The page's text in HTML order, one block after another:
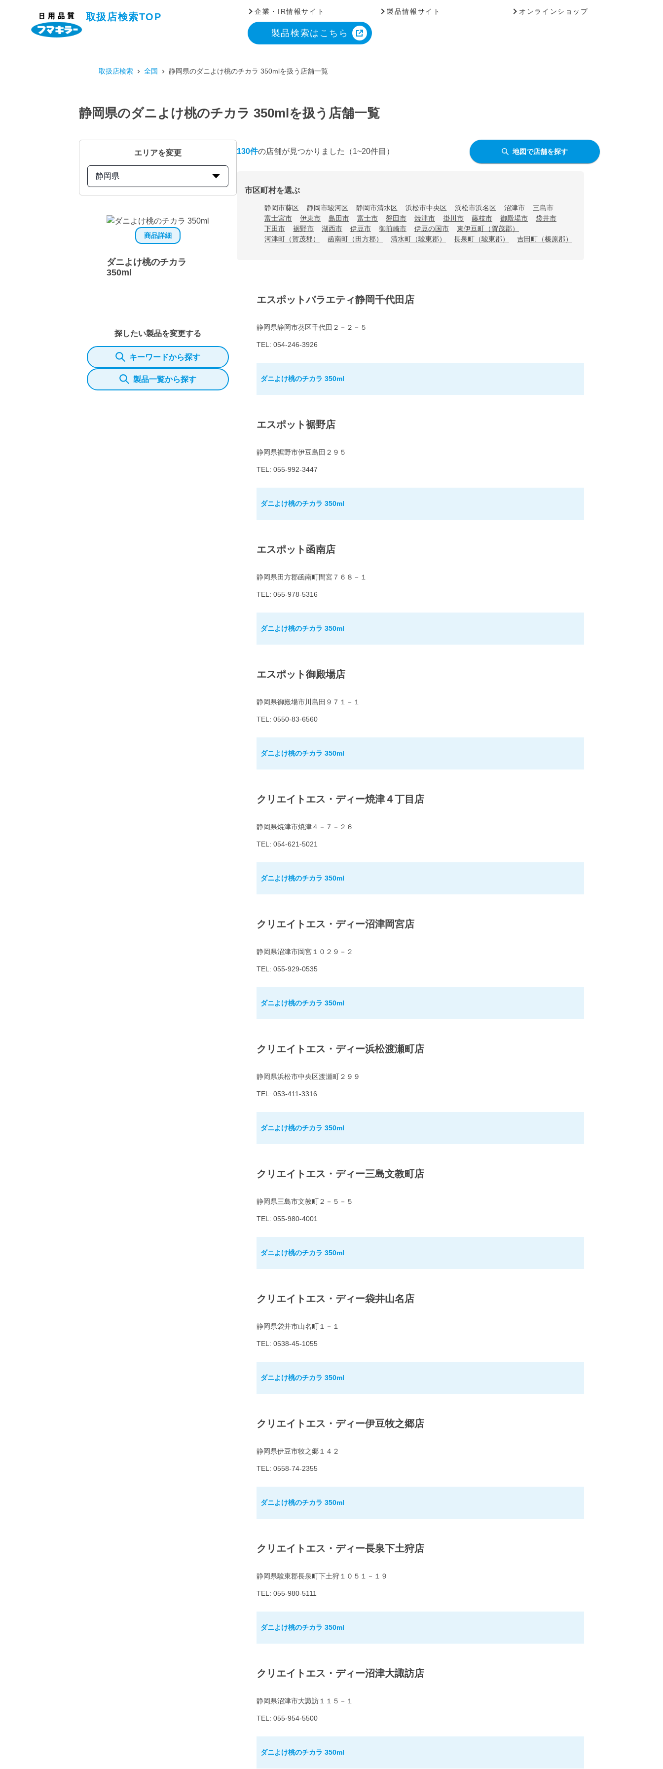
取扱店検索TOP
企業・IR情報サイト 製品情報サイト オンラインショップ
製品検索はこちら
取扱店検索 全国 静岡県のダニよけ桃のチカラ 350mlを扱う店舗一覧
静岡県のダニよけ桃のチカラ 350mlを扱う店舗一覧
エリアを変更
静岡県
商品詳細
ダニよけ桃のチカラ
350ml
探したい製品を変更する
キーワードから探す
製品一覧から探す
130件の店舗が見つかりました （1~20件目） 地図で店舗を探す
市区町村を選ぶ
静岡市葵区 静岡市駿河区 静岡市清水区 浜松市中央区 浜松市浜名区 沼津市
三島市
富士宮市
伊東市 島田市 富士市 磐田市 焼津市 掛川市 藤枝市 御殿場市
袋井市
下田市
裾野市 湖西市 伊豆市 御前崎市 伊豆の国市
東伊豆町（賀茂郡）
河津町（賀茂郡）
函南町（田方郡） 清水町（駿東郡） 長泉町（駿東郡） 吉田町（榛原郡）
エスポットバラエティ静岡千代田店
静岡県静岡市葵区千代田２－２－５
TEL: 054-246-3926
ダニよけ桃のチカラ 350ml
エスポット裾野店
静岡県裾野市伊豆島田２９５
TEL: 055-992-3447
ダニよけ桃のチカラ 350ml
エスポット函南店
静岡県田方郡函南町間宮７６８－１
TEL: 055-978-5316
ダニよけ桃のチカラ 350ml
エスポット御殿場店
静岡県御殿場市川島田９７１－１
TEL: 0550-83-6560
ダニよけ桃のチカラ 350ml
クリエイトエス・ディー焼津４丁目店
静岡県焼津市焼津４－７－２６
TEL: 054-621-5021
ダニよけ桃のチカラ 350ml
クリエイトエス・ディー沼津岡宮店
静岡県沼津市岡宮１０２９－２
TEL: 055-929-0535
ダニよけ桃のチカラ 350ml
クリエイトエス・ディー浜松渡瀬町店
静岡県浜松市中央区渡瀬町２９９
TEL: 053-411-3316
ダニよけ桃のチカラ 350ml
クリエイトエス・ディー三島文教町店
静岡県三島市文教町２－５－５
TEL: 055-980-4001
ダニよけ桃のチカラ 350ml
クリエイトエス・ディー袋井山名店
静岡県袋井市山名町１－１
TEL: 0538-45-1055
ダニよけ桃のチカラ 350ml
クリエイトエス・ディー伊豆牧之郷店
静岡県伊豆市牧之郷１４２
TEL: 0558-74-2355
ダニよけ桃のチカラ 350ml
クリエイトエス・ディー長泉下土狩店
静岡県駿東郡長泉町下土狩１０５１－１９
TEL: 055-980-5111
ダニよけ桃のチカラ 350ml
クリエイトエス・ディー沼津大諏訪店
静岡県沼津市大諏訪１１５－１
TEL: 055-954-5500
ダニよけ桃のチカラ 350ml